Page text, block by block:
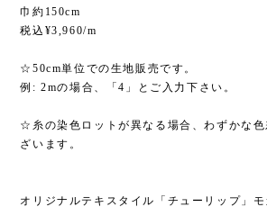
巾約150cm
税込¥3,960/m
☆50cm単位での生地販売です。
例: 2mの場合、「4」とご入力下さい。
☆糸の染色ロットが異なる場合、わずかな
ざいます。
オリジナルテキスタイル「チューリップ」